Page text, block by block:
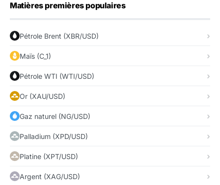
Matières premières populaires
Pétrole Brent (XBR/USD)
Maïs (C_1)
Pétrole WTI (WTI/USD)
Or (XAU/USD)
Gaz naturel (NG/USD)
Palladium (XPD/USD)
Platine (XPT/USD)
Argent (XAG/USD)